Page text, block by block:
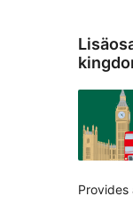
Provides